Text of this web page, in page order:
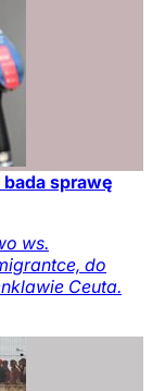
sprawę
ws.
do
Ceuta.